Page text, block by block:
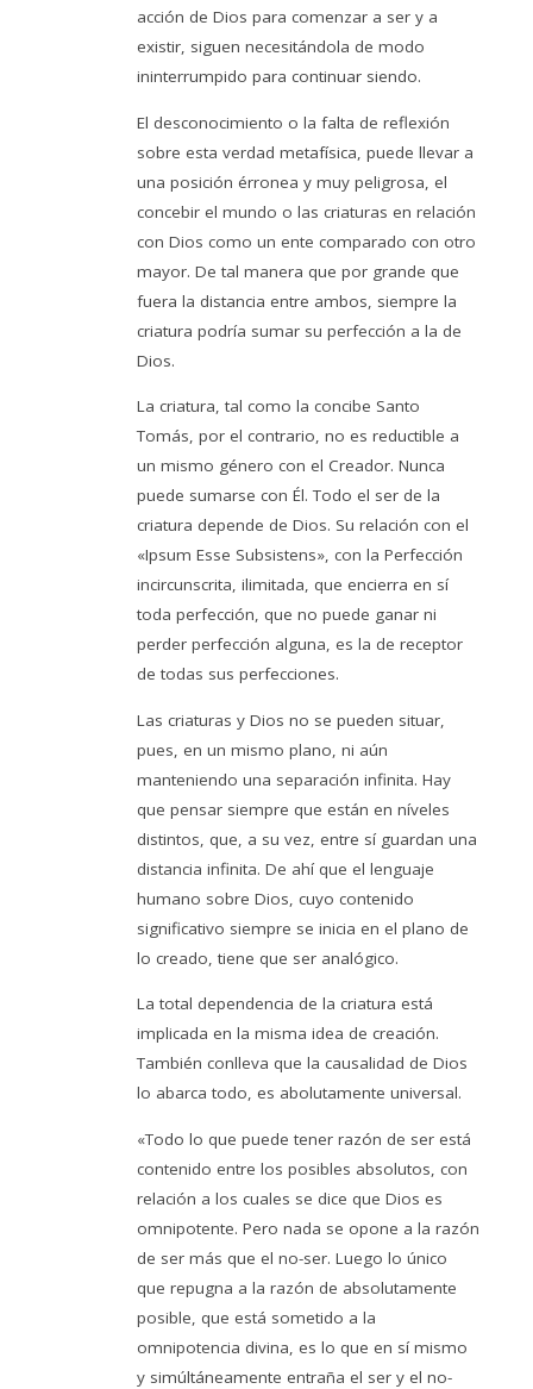
acción de Dios para comenzar a ser y a
existir, siguen necesitándola de modo
ininterrumpido para continuar siendo.
El desconocimiento o la falta de reflexión
sobre esta verdad metafísica, puede llevar a
una posición érronea y muy peligrosa, el
concebir el mundo o las criaturas en relación
con Dios como un ente comparado con otro
mayor. De tal manera que por grande que
fuera la distancia entre ambos, siempre la
criatura podría sumar su perfección a la de
Dios.
La criatura, tal como la concibe Santo
Tomás, por el contrario, no es reductible a
un mismo género con el Creador. Nunca
puede sumarse con Él. Todo el ser de la
criatura depende de Dios. Su relación con el
«Ipsum Esse Subsistens», con la Perfección
incircunscrita, ilimitada, que encierra en sí
toda perfección, que no puede ganar ni
perder perfección alguna, es la de receptor
de todas sus perfecciones.
Las criaturas y Dios no se pueden situar,
pues, en un mismo plano, ni aún
manteniendo una separación infinita. Hay
que pensar siempre que están en níveles
distintos, que, a su vez, entre sí guardan una
distancia infinita. De ahí que el lenguaje
humano sobre Dios, cuyo contenido
significativo siempre se inicia en el plano de
lo creado, tiene que ser analógico.
La total dependencia de la criatura está
implicada en la misma idea de creación.
También conlleva que la causalidad de Dios
lo abarca todo, es abolutamente universal.
«Todo lo que puede tener razón de ser está
contenido entre los posibles absolutos, con
relación a los cuales se dice que Dios es
omnipotente. Pero nada se opone a la razón
de ser más que el no-ser. Luego lo único
que repugna a la razón de absolutamente
posible, que está sometido a la
omnipotencia divina, es lo que en sí mismo
y simúltáneamente entraña el ser y el no-